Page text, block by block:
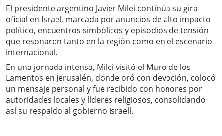
El presidente argentino Javier Milei continúa su gira
oficial en Israel, marcada por anuncios de alto impacto
político, encuentros simbólicos y episodios de tensión
que resonaron tanto en la región como en el escenario
internacional.
En una jornada intensa, Milei visitó el Muro de los
Lamentos en Jerusalén, donde oró con devoción, colocó
un mensaje personal y fue recibido con honores por
autoridades locales y líderes religiosos, consolidando
así su respaldo al gobierno israelí.